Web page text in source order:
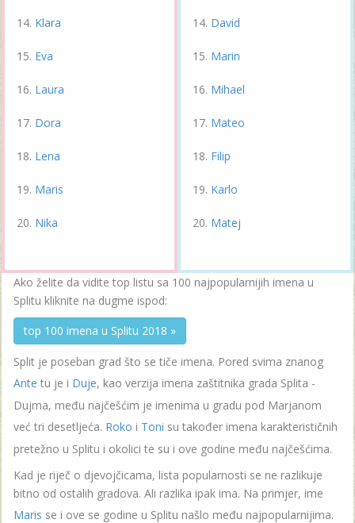
Klara
Eva
Laura
Dora
Lena
Maris
Nika
David
Marin
Mihael
Mateo
Filip
Karlo
Matej
Ako želite da vidite top listu sa 100 najpopularnijih imena u
Splitu kliknite na dugme ispod:
top 100 imena u Splitu 2018 »
Split je poseban grad što se tiče imena. Pored svima znanog
Ante tu je i Duje, kao verzija imena zaštitnika grada Splita -
Dujma, među najčešćim je imenima u gradu pod Marjanom
već tri desetljeća. Roko i Toni su također imena karakterističnih
pretežno u Splitu i okolici te su i ove godine među najčešćima.
Kad je riječ o djevojčicama, lista popularnosti se ne razlikuje
bitno od ostalih gradova. Ali razlika ipak ima. Na primjer, ime
Maris se i ove se godine u Splitu našlo među najpopularnijima.